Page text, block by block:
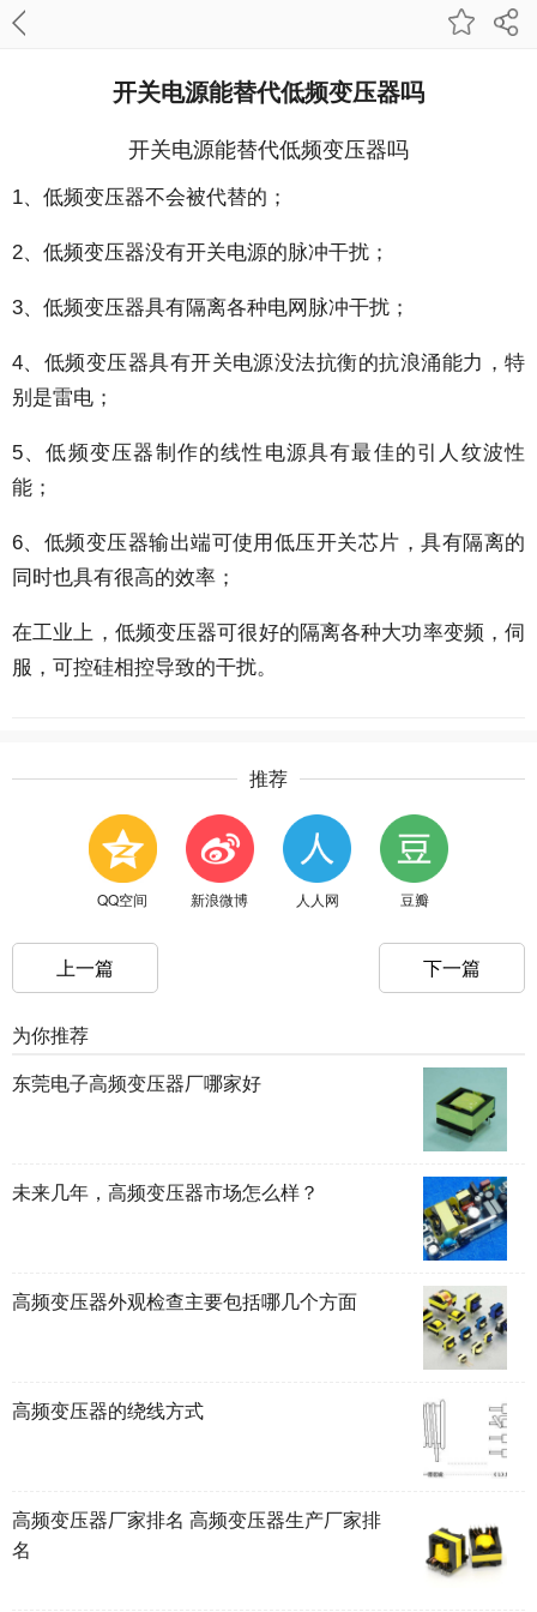
开关电源能替代低频变压器吗
开关电源能替代低频变压器吗
1、低频变压器不会被代替的；
2、低频变压器没有开关电源的脉冲干扰；
3、低频变压器具有隔离各种电网脉冲干扰；
4、低频变压器具有开关电源没法抗衡的抗浪涌能力，特
别是雷电；
5、低频变压器制作的线性电源具有最佳的引人纹波性
能；
6、低频变压器输出端可使用低压开关芯片，具有隔离的
同时也具有很高的效率；
在工业上，低频变压器可很好的隔离各种大功率变频，伺
服，可控硅相控导致的干扰。
推荐
QQ空间 新浪微博 人人网 豆瓣
上一篇 下一篇
为你推荐
东莞电子高频变压器厂哪家好
未来几年，高频变压器市场怎么样？
高频变压器外观检查主要包括哪几个方面
高频变压器的绕线方式
高频变压器厂家排名 高频变压器生产厂家排
名